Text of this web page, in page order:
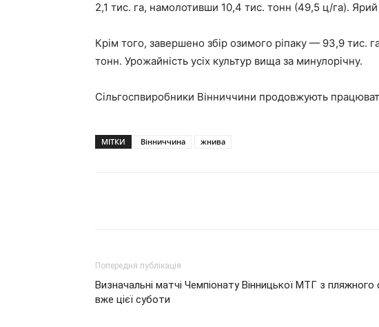
2,1 тис. га, намолотивши 10,4 тис. тонн (49,5 ц/га).
Крім того, завершено збір озимого ріпаку — 93,9
тонн. Урожайність усіх культур вища за минулорічну.
Сільгоспвиробники Вінниччини продовжують
МІТКИ Вінниччина жнива
Попередня публікація
Визначальні матчі Чемпіонату Вінницької МТГ з
вже цієї суботи